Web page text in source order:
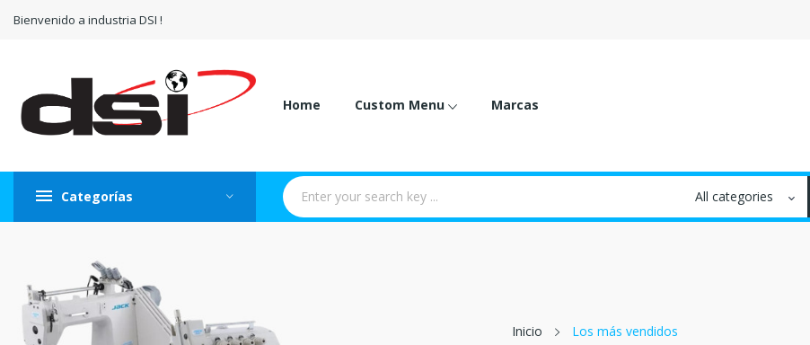
Bienvenido a industria DSI !
Home Custom Menu Marcas
Categorías
Inicio Los más vendidos